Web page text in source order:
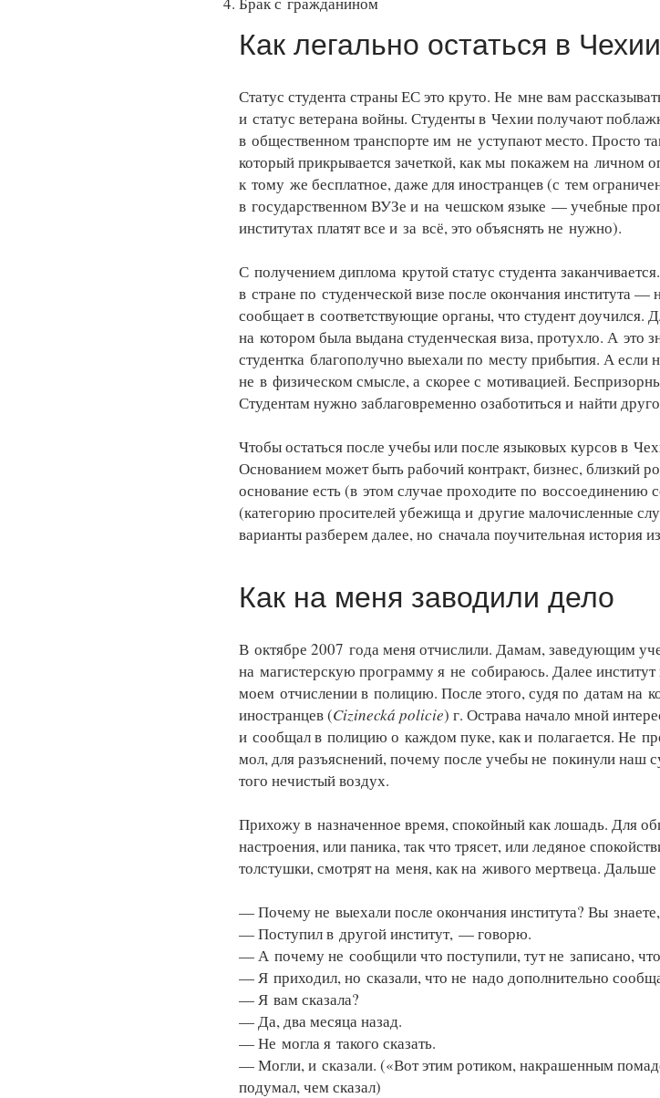
Как легально остаться в Чехии
Статус студента страны ЕС это круто. Не мне вам
и статус ветерана войны. Студенты в Чехии получают
в общественном транспорте им не уступают место. Просто
который прикрывается зачеткой, как мы покажем на личном
к тому же бесплатное, даже для иностранцев (с тем
в государственном ВУЗе и на чешском языке — учебные
институтах платят все и за всё, это объяснять не нужно).
С получением диплома крутой статус студента
в стране по студенческой визе после окончания института —
сообщает в соответствующие органы, что студент доучился.
на котором была выдана студенческая виза, протухло. А это
студентка благополучно выехали по месту прибытия. А
не в физическом смысле, а скорее с мотивацией.
Студентам нужно заблаговременно озаботиться и найти
Чтобы остаться после учебы или после языковых курсов в
Основанием может быть рабочий контракт, бизнес, близкий
основание есть (в этом случае проходите по воссоединению
(категорию просителей убежища и другие малочисленные
варианты разберем далее, но сначала поучительная история
Как на меня заводили дело
В октябре 2007 года меня отчислили. Дамам, заведующим
на магистерскую программу я не собираюсь. Далее
моем отчислении в полицию. После этого, судя по датам на
иностранцев (Cizinecká policie) г. Острава начало мной
и сообщал в полицию о каждом пуке, как и полагается. Не
мол, для разъяснений, почему после учебы не покинули наш
того нечистый воздух.
Прихожу в назначенное время, спокойный как лошадь. Для
настроения, или паника, так что трясет, или ледяное
толстушки, смотрят на меня, как на живого мертвеца. Дальше
— Почему не выехали после окончания института? Вы
— Поступил в другой институт, — говорю.
— А почему не сообщили что поступили, тут не записано,
— Я приходил, но сказали, что не надо дополнительно
— Я вам сказала?
— Да, два месяца назад.
— Не могла я такого сказать.
— Могли, и сказали. («Вот этим ротиком, накрашенным
подумал, чем сказал)